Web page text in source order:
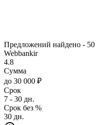
Предложений найдено - 50
Webbankir
4.8
Сумма
до 30 000 ₽
Срок
7 - 30 дн.
Срок без %
30 дн.